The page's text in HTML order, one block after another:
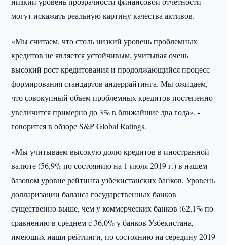
могут искажать реальную картину качества активов.
«Мы считаем, что столь низкий уровень проблемных
кредитов не является устойчивым, учитывая очень
высокий рост кредитования и продолжающийся процесс
формирования стандартов андеррайтинга. Мы ожидаем,
что совокупный объем проблемных кредитов постепенно
увеличится примерно до 3% в ближайшие два года», -
говорится в обзоре S&P Global Ratings.
«Мы учитываем высокую долю кредитов в иностранной
валюте (56,9% по состоянию на 1 июля 2019 г.) в нашем
базовом уровне рейтинга узбекистанских банков. Уровень
долларизации баланса государственных банков
существенно выше, чем у коммерческих банков (62,1% по
сравнению в среднем с 36,0% у банков Узбекистана,
имеющих наши рейтинги, по состоянию на середину 2019